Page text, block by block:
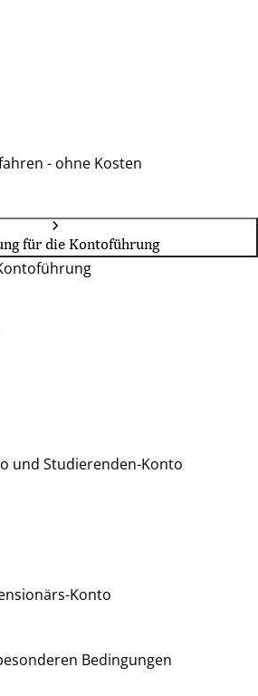
- ohne Kosten
für die Kontoführung
und Studierenden-Konto
Konto
Bedingungen